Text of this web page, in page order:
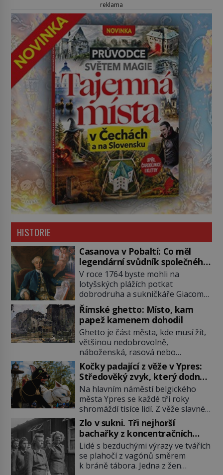
reklama
HISTORIE
Casanova v Pobaltí: Co měl
legendární svůdník společného
se svobodnými zednáři?
V roce 1764 byste mohli na
lotyšských plážích potkat
dobrodruha a sukničkáře Giacoma
Casanovu. Jeho cesta k Baltskému
moři však nebyla turistickým
výletem, ale ryze pracovní cestou
se zištnými úmysly. Jaký cíl
Casanova sledoval, když se
například procházel uličkami
lotyšské Rigy? Casanova v Pobaltí
kontaktoval tamní zednářské lóže.
Nebyl v této oblasti žádným
nováčkem, protože do zednářské
[…]
Římské ghetto: Místo, kam
papež kamenem dohodil
Ghetto je část města, kde musí žít,
většinou nedobrovolně,
náboženská, rasová nebo
národnostní menšina obyvatel.
Bohaté historické zkušenosti mají s
takovým životem Židé. Už od
středověku jsou totiž v každou
chvíli nuceni v nějakém žít. Mezi ty
nejslavnější patří i římské ghetto
založené v roce 1555. Pokud jde o
vztah k Židům, nemá se Řím čím
chlubit. […]
Kočky padající z věže v Ypres:
Středověký zvyk, který dodnes
budí rozpaky
Na hlavním náměstí belgického
města Ypres se každé tři roky
shromáždí tisíce lidí. Z věže slavné
tržnice létají do davu kočky, diváci
jásají a snaží se je chytit. Naštěstí
už nejde o živá zvířata, ale jenom o
plyšové suvenýry. Kdysi to ale bylo
jinak. Tato veselá podívaná
připomíná jeden z nejpodivnějších
Zlo v sukni. Tři nejhorší
bachařky z koncentračních
táborů
Lidé s bezduchými výrazy ve tvářích
se plahočí z vagónů směrem
k bráně tábora. Jedna z žen